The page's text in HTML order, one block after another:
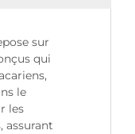
sur
qui
le
les
assurant